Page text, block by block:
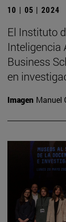
10 | 05 | 2024
El Instituto
Inteligencia
Business
en
Imagen Manuel